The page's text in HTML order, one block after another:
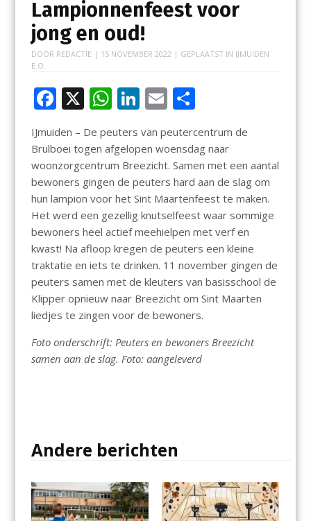
Lampionnenfeest voor
jong en oud!
DOOR REDACTIE | 15 NOVEMBER 2022 | GEPLAATST IN IJMUIDEN
E.O.
F
ac
e
b
o
o
k
X W
at
s
A
p
p
Li
k
e
dI
n
E
ai
l
D
e
n
IJmuiden – De peuters van peutercentrum de
Brulboei togen afgelopen woensdag naar
woonzorgcentrum Breezicht. Samen met een aantal
bewoners gingen de peuters hard aan de slag om
hun lampion voor het Sint Maartenfeest te maken.
Het werd een gezellig knutselfeest waar sommige
bewoners heel actief meehielpen met verf en
kwast! Na afloop kregen de peuters een kleine
traktatie en iets te drinken. 11 november gingen de
peuters samen met de kleuters van basisschool de
Klipper opnieuw naar Breezicht om Sint Maarten
liedjes te zingen voor de bewoners.
Foto onderschrift: Peuters en bewoners Breezicht
samen aan de slag. Foto: aangeleverd
Andere berichten